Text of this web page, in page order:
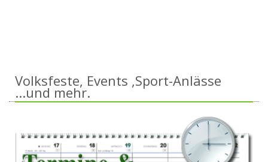
Volksfeste, Events ,Sport-Anlässe
...und mehr.